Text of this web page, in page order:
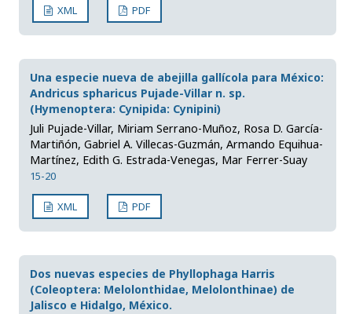
XML PDF
Una especie nueva de abejilla gallícola para México:
Andricus spharicus Pujade-Villar n. sp.
(Hymenoptera: Cynipida: Cynipini)
Juli Pujade-Villar, Miriam Serrano-Muñoz, Rosa D. García-
Martiñón, Gabriel A. Villecas-Guzmán, Armando Equihua-
Martínez, Edith G. Estrada-Venegas, Mar Ferrer-Suay
15-20
XML PDF
Dos nuevas especies de Phyllophaga Harris
(Coleoptera: Melolonthidae, Melolonthinae) de
Jalisco e Hidalgo, México.